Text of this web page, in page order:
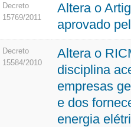
Decreto
15769/2011
Altera o
aprovado
Decreto
15584/2010
Altera o
disciplina
empresas
e dos
energia